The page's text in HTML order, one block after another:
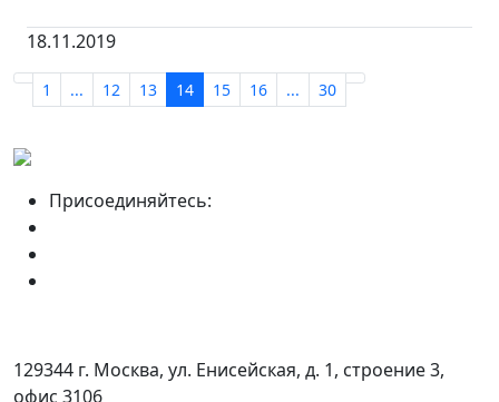
18.11.2019
1 ... 12 13 14 15 16 ... 30
Присоединяйтесь:
129344 г. Москва, ул. Енисейская, д. 1, строение 3,
офис 3106